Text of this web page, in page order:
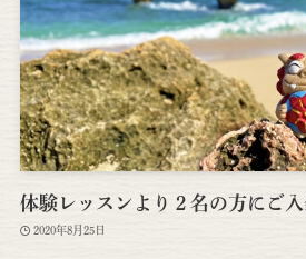
体験レッスンより２名の方にご
2020年8月25日